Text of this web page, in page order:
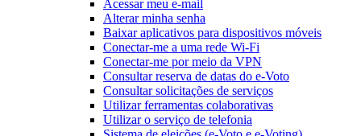
Acessar meu e-mail
Alterar minha senha
Baixar aplicativos para dispositivos móveis
Conectar-me a uma rede Wi-Fi
Conectar-me por meio da VPN
Consultar reserva de datas do e-Voto
Consultar solicitações de serviços
Utilizar ferramentas colaborativas
Utilizar o serviço de telefonia